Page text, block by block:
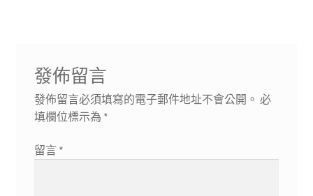
發佈留言
發佈留言必須填寫的電子郵件地址不會公開。 必
填欄位標示為 *
留言 *